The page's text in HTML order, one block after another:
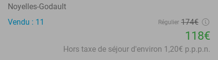
Noyelles-Godault
Vendu : 11
Régulier 174€
118€
Hors taxe de séjour d'environ 1,20€ p.p.p.n.